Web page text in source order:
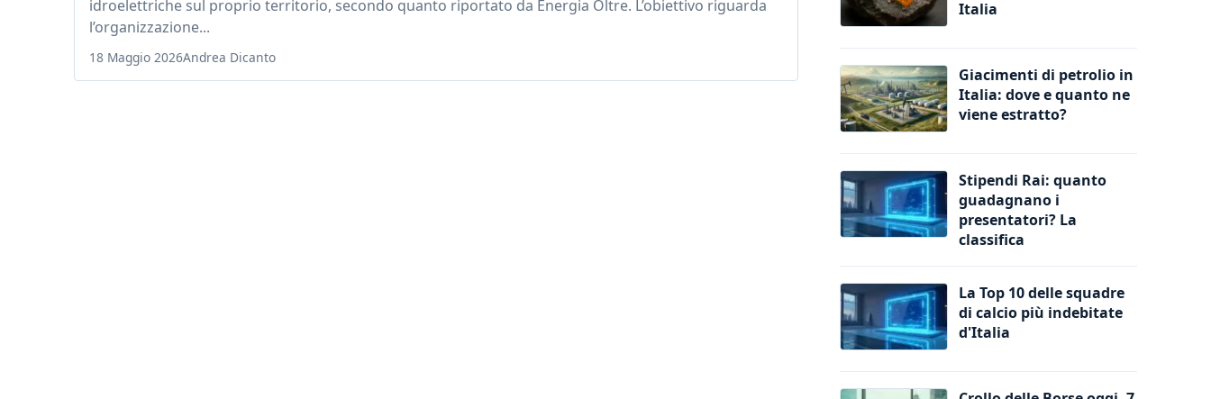
idroelettriche sul proprio territorio, secondo quanto riportato da Energia Oltre. L’obiettivo riguarda
l’organizzazione...
18 Maggio 2026Andrea Dicanto
Italia
Giacimenti di petrolio in
Italia: dove e quanto ne
viene estratto?
Stipendi Rai: quanto
guadagnano i
presentatori? La
classifica
La Top 10 delle squadre
di calcio più indebitate
d'Italia